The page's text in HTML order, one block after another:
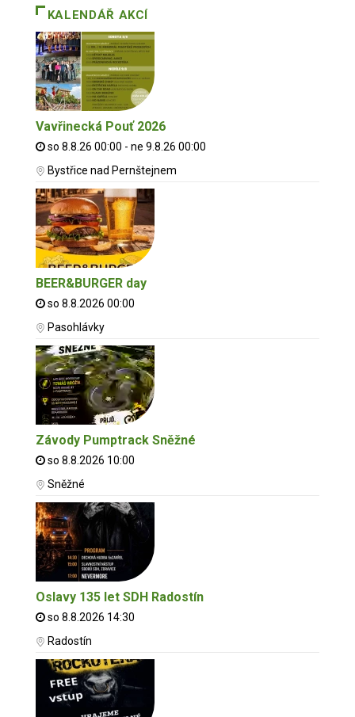
KALENDÁŘ AKCÍ
Vavřinecká Pouť 2026
so 8.8.26 00:00 - ne 9.8.26 00:00
Bystřice nad Pernštejnem
BEER&BURGER day
so 8.8.2026 00:00
Pasohlávky
Závody Pumptrack Sněžné
so 8.8.2026 10:00
Sněžné
Oslavy 135 let SDH Radostín
so 8.8.2026 14:30
Radostín